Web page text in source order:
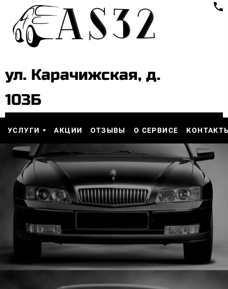
ул. Карачижская, д.
103Б
УСЛУГИ АКЦИИ ОТЗЫВЫ О СЕРВИСЕ